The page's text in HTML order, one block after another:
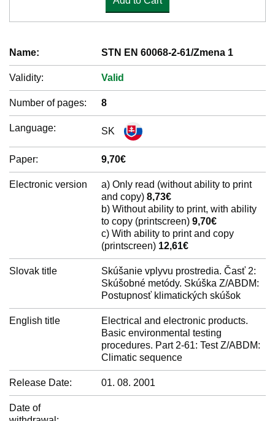
Name: STN EN 60068-2-61/Zmena 1
Validity: Valid
Number of pages: 8
Language: SK
Paper: 9,70€
Electronic version
a) Only read (without ability to print
and copy) 8,73€
b) Without ability to print, with ability
to copy (printscreen) 9,70€
c) With ability to print and copy
(printscreen) 12,61€
Slovak title
Skúšanie vplyvu prostredia. Časť 2:
Skúšobné metódy. Skúška Z/ABDM:
Postupnosť klimatických skúšok
English title
Electrical and electronic products.
Basic environmental testing
procedures. Part 2-61: Test Z/ABDM:
Climatic sequence
Release Date: 01. 08. 2001
Date of